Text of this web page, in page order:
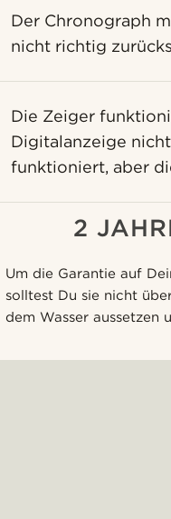
Der Chronograph
nicht richtig
Die Zeiger
Digitalanzeige
funktioniert, aber
2
Um die Garantie auf
solltest Du sie nicht
dem Wasser aussetzen